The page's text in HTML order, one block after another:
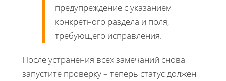
предупреждение с указанием
конкретного раздела и поля,
требующего исправления.
После устранения всех замечаний снова
запустите проверку – теперь статус должен